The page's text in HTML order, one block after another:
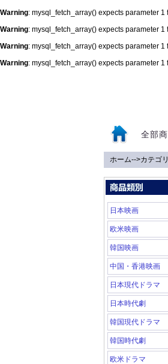
Warning: mysql_fetch_array() expects parameter
Warning: mysql_fetch_array() expects parameter
Warning: mysql_fetch_array() expects parameter
Warning: mysql_fetch_array() expects parameter
全部
ホーム-->カテゴリ
日本映画
欧米映画
韓国映画
中国・香港映画
日本現代ドラマ
日本時代劇
韓国現代ドラマ
韓国時代劇
欧米ドラマ